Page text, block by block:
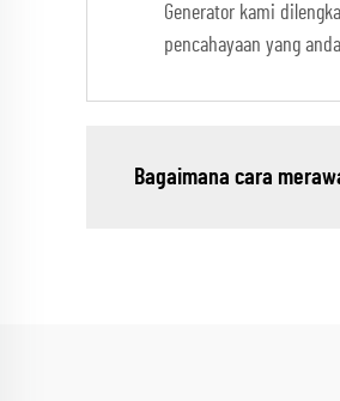
Generator kami
pencahayaan yang
Bagaimana cara